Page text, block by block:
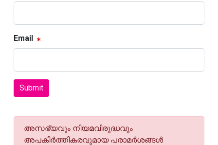
Email
Submit
അസഭ്യവും നിയമവിരുദ്ധവും
അപകീര്‍ത്തികരവുമായ പരാമര്‍ശങ്ങള്‍